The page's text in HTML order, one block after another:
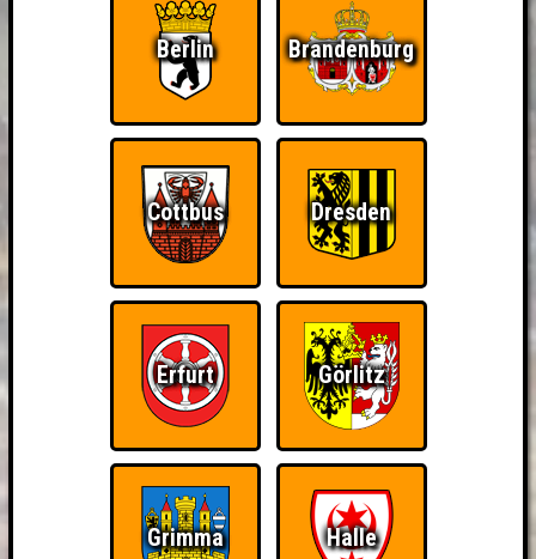
Berlin Brandenburg
Cottbus Dresden
Erfurt Görlitz
Grimma Halle